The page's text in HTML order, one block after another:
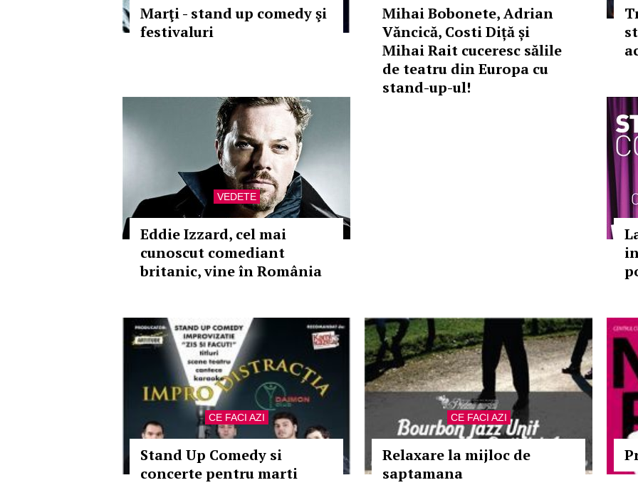
Marţi - stand up comedy şi
festivaluri
Mihai Bobonete, Adrian
Văncică, Costi Diță și
Mihai Rait cuceresc sălile
de teatru din Europa cu
stand-up-ul!
VEDETE
Eddie Izzard, cel mai
cunoscut comediant
britanic, vine în România
CE FACI AZI
Stand Up Comedy si
concerte pentru marti
CE FACI AZI
Relaxare la mijloc de
saptamana